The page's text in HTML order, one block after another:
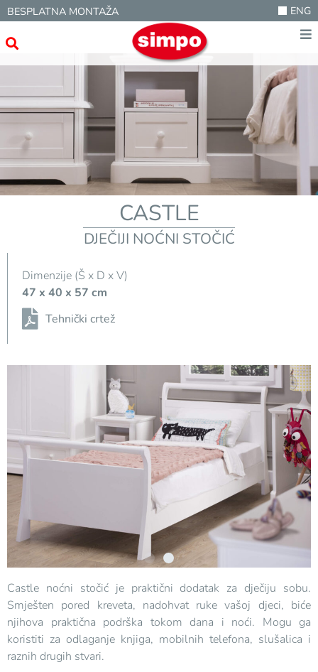
BESPLATNA MONTAŽA ENG
CASTLE
DJEČIJI NOĆNI STOČIĆ
Dimenzije (Š x D x V)
47 x 40 x 57 cm
Tehnički crtež
Castle noćni stočić je praktični dodatak za dječiju sobu.
Smješten pored kreveta, nadohvat ruke vašoj djeci, biće
njihova praktična podrška tokom dana i noći. Mogu ga
koristiti za odlaganje knjiga, mobilnih telefona, slušalica i
raznih drugih stvari.